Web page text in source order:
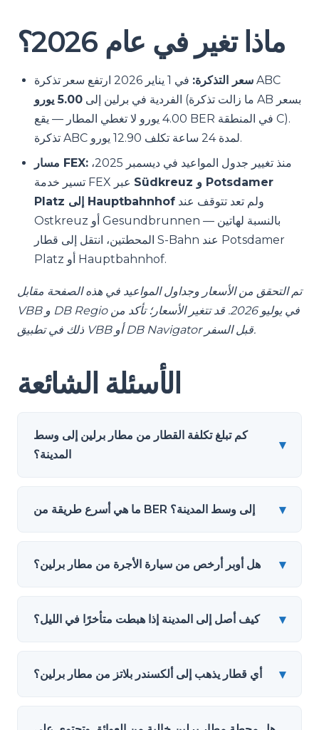
ماذا تغير في عام 2026؟
سعر التذكرة:
في 1 يناير 2026 ارتفع سعر تذكرة ABC
الفردية في برلين إلى 5.00 يورو
(ما زالت تذكرة AB بسعر
4.00 يورو لا تغطي المطار — يقع BER في المنطقة C).
تذكرة ABC لمدة 24 ساعة تكلف 12.90 يورو.
مسار FEX:
Südkreuz و Potsdamer
Platz إلى Hauptbahnhof
Ostkreuz أو Gesundbrunnen — بالنسبة لهاتين
المحطتين، انتقل إلى قطار S-Bahn عند Potsdamer
Platz أو Hauptbahnhof.
تم التحقق من الأسعار وجداول المواعيد في هذه الصفحة مقابل
VBB و DB Regio في يوليو 2026. قد تتغير الأسعار؛ تأكد من
ذلك في تطبيق VBB أو DB Navigator قبل السفر.
الأسئلة الشائعة
كم تبلغ تكلفة القطار من مطار برلين إلى وسط
المدينة؟
▾
ما هي أسرع طريقة من BER إلى وسط المدينة؟ ▾
هل أوبر أرخص من سيارة الأجرة من مطار برلين؟ ▾
كيف أصل إلى المدينة إذا هبطت متأخرًا في الليل؟ ▾
أي قطار يذهب إلى ألكسندر بلاتز من مطار برلين؟ ▾